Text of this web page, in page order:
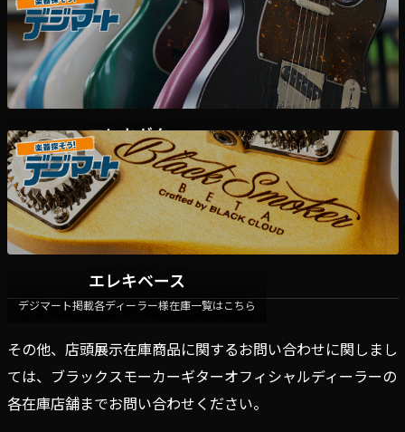
エレキギター
デジマート掲載各ディーラー様在庫一覧はこちら
エレキベース
デジマート掲載各ディーラー様在庫一覧はこちら
その他、店頭展示在庫商品に関するお問い合わせに関しまし
ては、ブラックスモーカーギターオフィシャルディーラーの
各在庫店舗までお問い合わせください。